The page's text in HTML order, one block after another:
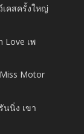
เคสครั้งใหญ่
Love เพ
Motor
นนิ่ง เขา